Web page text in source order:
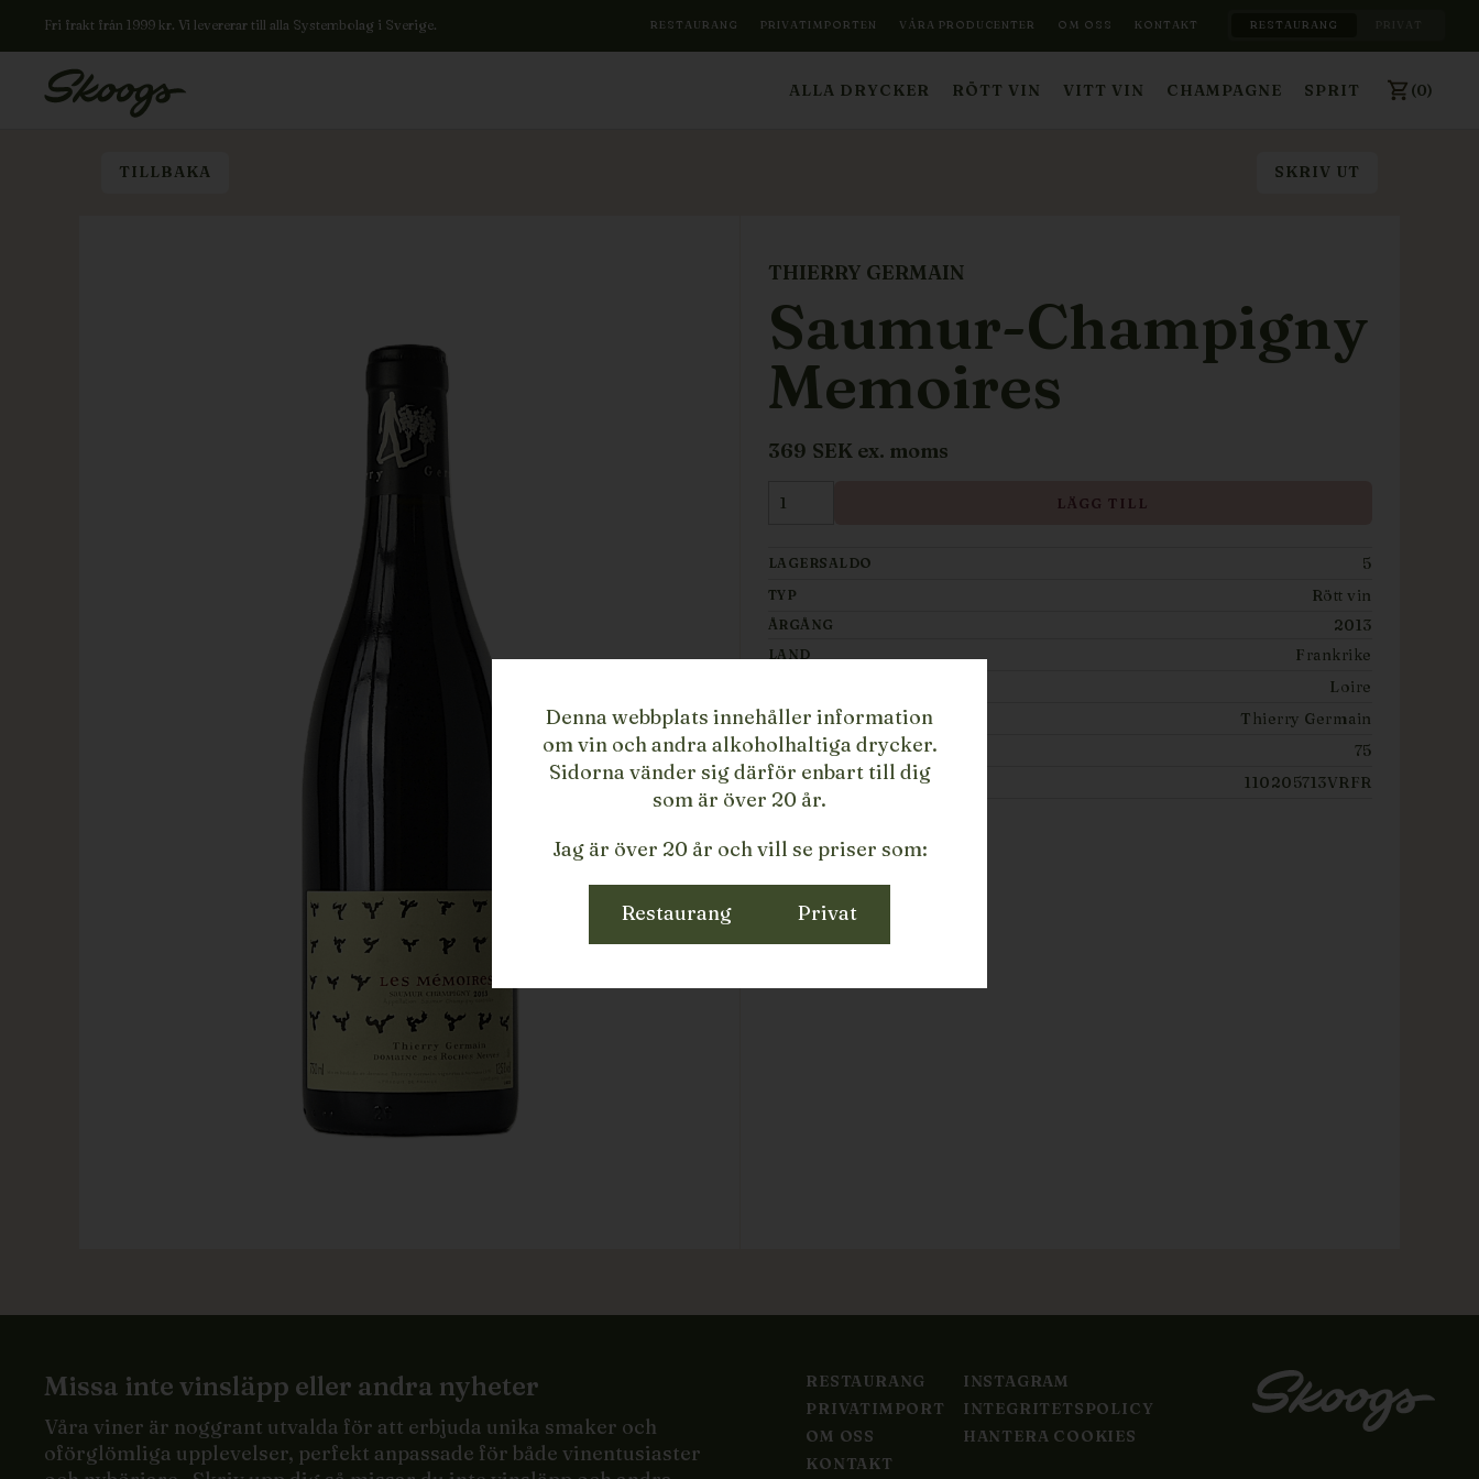
Fri frakt från 1999 kr. Vi levererar till alla Systembolag i Sverige. RESTAURANG PRIVATIMPORTEN VÅRA PRODUCENTER OM OSS KONTAKT RESTAURANG
ALLA DRYCKER RÖTT VIN VITT VIN CHAMPAGNE SPRIT (0)
TILLBAKA SKRIV UT
THIERRY GERMAIN
Saumur-Champigny
Memoires
369 SEK ex. moms
LÄGG TILL
LAGERSALDO 5
TYP Rött vin
ÅRGÅNG 2013
LAND Frankrike
Loire
PRODUCENT Thierry Germain
STORLEK 75
ARTIKELNUMMER/SKU 110205713VRFR
Missa inte vinsläpp eller andra nyheter
Våra viner är noggrant utvalda för att erbjuda unika smaker och
oförglömliga upplevelser, perfekt anpassade för både vinentusiaster
RESTAURANG
PRIVATIMPORT
OM OSS
KONTAKT
INSTAGRAM
INTEGRITETSPOLICY
HANTERA COOKIES
Denna webbplats innehåller information
om vin och andra alkoholhaltiga drycker.
Sidorna vänder sig därför enbart till dig
som är över 20 år.
Jag är över 20 år och vill se priser som:
Restaurang Privat